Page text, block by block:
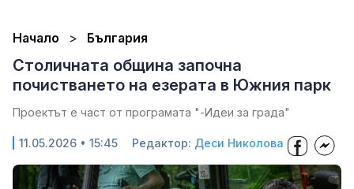
Начало България
Столичната община започна
почистването на езерата в Южния парк
Проектът е част от програмата "-Идеи за града"
11.05.2026 • 15:45 Редактор: Деси Николова